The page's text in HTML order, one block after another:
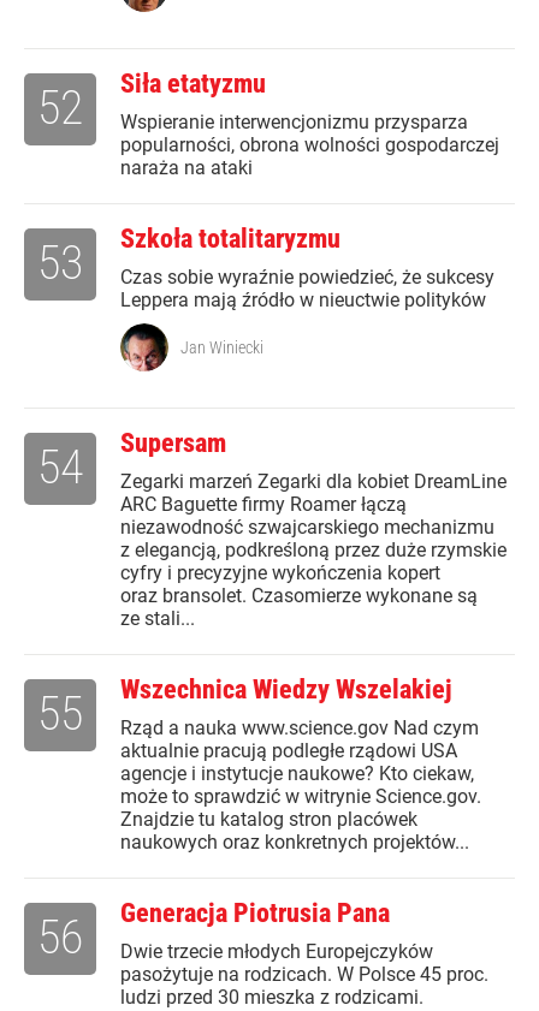
Siła etatyzmu
Wspieranie interwencjonizmu przysparza
popularności, obrona wolności gospodarczej
naraża na ataki
52
Szkoła totalitaryzmu
Czas sobie wyraźnie powiedzieć, że sukcesy
Leppera mają źródło w nieuctwie polityków
53
Jan Winiecki
Supersam
Zegarki marzeń Zegarki dla kobiet DreamLine
ARC Baguette firmy Roamer łączą
niezawodność szwajcarskiego mechanizmu
z elegancją, podkreśloną przez duże rzymskie
cyfry i precyzyjne wykończenia kopert
oraz bransolet. Czasomierze wykonane są
ze stali...
54
Wszechnica Wiedzy Wszelakiej
Rząd a nauka www.science.gov Nad czym
aktualnie pracują podległe rządowi USA
agencje i instytucje naukowe? Kto ciekaw,
może to sprawdzić w witrynie Science.gov.
Znajdzie tu katalog stron placówek
naukowych oraz konkretnych projektów...
55
Generacja Piotrusia Pana
Dwie trzecie młodych Europejczyków
pasożytuje na rodzicach. W Polsce 45 proc.
ludzi przed 30 mieszka z rodzicami.
56